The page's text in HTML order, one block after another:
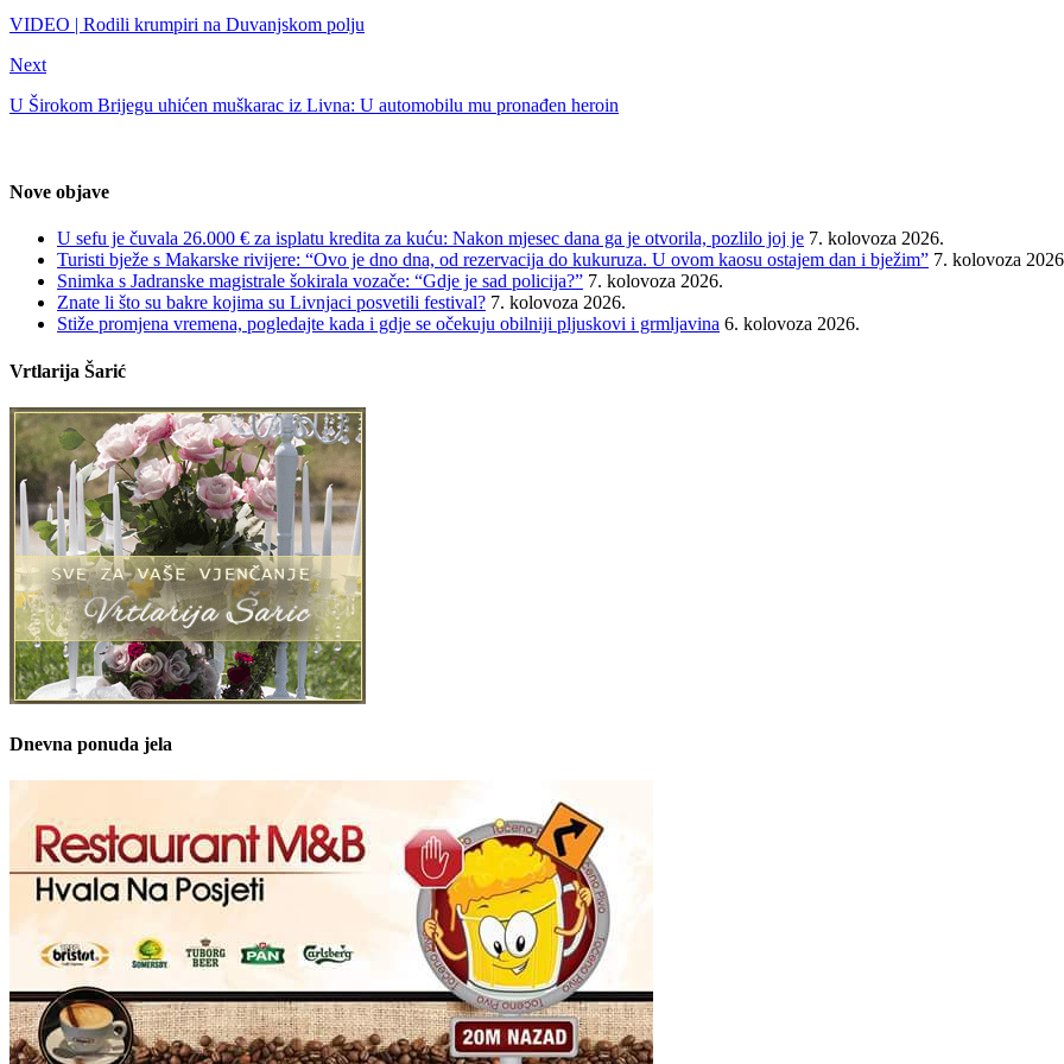
VIDEO | Rodili krumpiri na Duvanjskom polju
Next
U Širokom Brijegu uhićen muškarac iz Livna: U automobilu mu pronađen heroin
Nove objave
U sefu je čuvala 26.000 € za isplatu kredita za kuću: Nakon mjesec dana ga je otvorila, pozlilo joj je 7. kolovoza 2026.
Turisti bježe s Makarske rivijere: “Ovo je dno dna, od rezervacija do kukuruza. U ovom kaosu ostajem dan i bježim” 7. kolovoza
Snimka s Jadranske magistrale šokirala vozače: “Gdje je sad policija?” 7. kolovoza 2026.
Znate li što su bakre kojima su Livnjaci posvetili festival? 7. kolovoza 2026.
Stiže promjena vremena, pogledajte kada i gdje se očekuju obilniji pljuskovi i grmljavina 6. kolovoza 2026.
Vrtlarija Šarić
Dnevna ponuda jela